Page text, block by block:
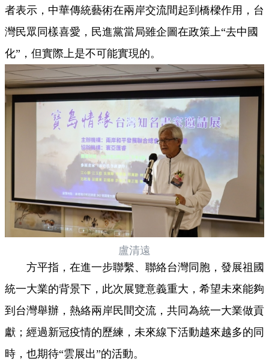
者表示，中華傳統藝術在兩岸交流間起到橋樑作用，台
灣民眾同樣喜愛，民進黨當局雖企圖在政策上“去中國
化”，但實際上是不可能實現的。
盧清遠
方平指，在進一步聯繫、聯絡台灣同胞，發展祖國
統一大業的背景下，此次展覽意義重大，希望未來能夠
到台灣舉辦，熱絡兩岸民間交流，共同為統一大業做貢
獻；經過新冠疫情的歷練，未來線下活動越來越多的同
時，也期待“雲展出”的活動。